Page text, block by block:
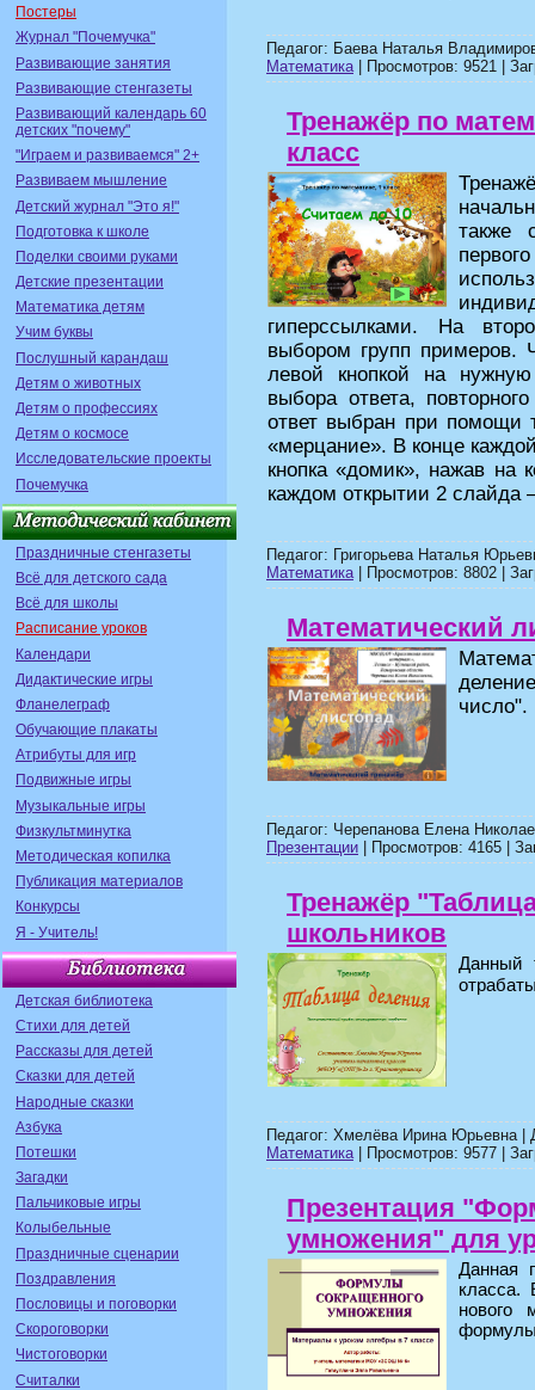
Постеры
Журнал "Почемучка"
Развивающие занятия
Развивающие стенгазеты
Развивающий календарь 60
детских "почему"
"Играем и развиваемся" 2+
Развиваем мышление
Детский журнал "Это я!"
Подготовка к школе
Поделки своими руками
Детские презентации
Математика детям
Учим буквы
Послушный карандаш
Детям о животных
Детям о профессиях
Детям о космосе
Исследовательские проекты
Почемучка
Праздничные стенгазеты
Всё для детского сада
Всё для школы
Расписание уроков
Календари
Дидактические игры
Фланелеграф
Обучающие плакаты
Атрибуты для игр
Подвижные игры
Музыкальные игры
Физкультминутка
Методическая копилка
Публикация материалов
Конкурсы
Я - Учитель!
Детская библиотека
Стихи для детей
Рассказы для детей
Сказки для детей
Народные сказки
Азбука
Потешки
Загадки
Пальчиковые игры
Колыбельные
Праздничные сценарии
Поздравления
Пословицы и поговорки
Скороговорки
Чистоговорки
Считалки
Педагог: Баева Наталья
Математика| Просмотров: 9521 |
Тренажёр по
класс
также
гиперссылками. На
выбором групп примеров.
левой кнопкой на нужную
выбора ответа,
ответ выбран при помощи
«мерцание». В конце
кнопка «домик», нажав на
каждом открытии 2 слайда
Педагог: Григорьева Наталья
Математика| Просмотров: 8802 |
Математический
число".
Педагог: Черепанова Елена
Презентации | Просмотров: 4165 |
Тренажёр
школьников
Данный
Педагог: Хмелёва Ирина Юрьевна |
Математика| Просмотров: 9577 |
Презентация
умножения" для
Данная
класса.
нового
формулы